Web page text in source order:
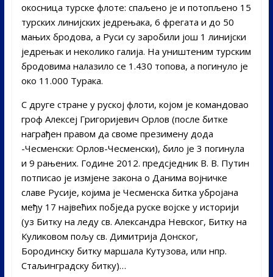
окосница турске флоте: спаљено је и потопљено 15
турских линијских једрењака, 6 фрегата и до 50
мањих бродова, а Руси су заробили још 1 линијски
једрењак и неколико галија. На уништеним турским
бродовима налазило се 1.430 топова, а погинуло је
око 11.000 Турака.
С друге стране у руској флоти, којом је командовао
гроф Алексеј Григоријевич Орлов (после битке
награђен правом да своме презимену дода
-Чесменски: Орлов-Чесменски), било је 3 погинула
и 9 рањених. Године 2012. предсједник В. В. Путин
потписао је измјене закона о Данима војничке
славе Русије, којима је Чесменска битка убројана
међу 17 највећих побједа руске војске у историји
(уз Битку на леду св. Александра Невског, Битку на
Куликовом пољу св. Димитрија Донског,
Бородинску битку маршала Кутузова, или нпр.
Стаљинградску битку)…